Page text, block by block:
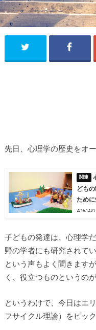
先日、心理学の歴史をオ
ども
ため
2016.12.01
子どもの発達は、心理学
野の学者にも研究されて
という声もよく聞きます
く、役立つものというの
というわけで、今日はエ
フサイクル理論）をピッ